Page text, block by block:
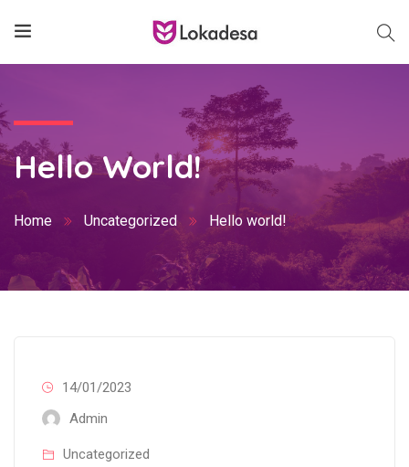
Hello World!
Home Uncategorized Hello world!
14/01/2023
Admin
Uncategorized